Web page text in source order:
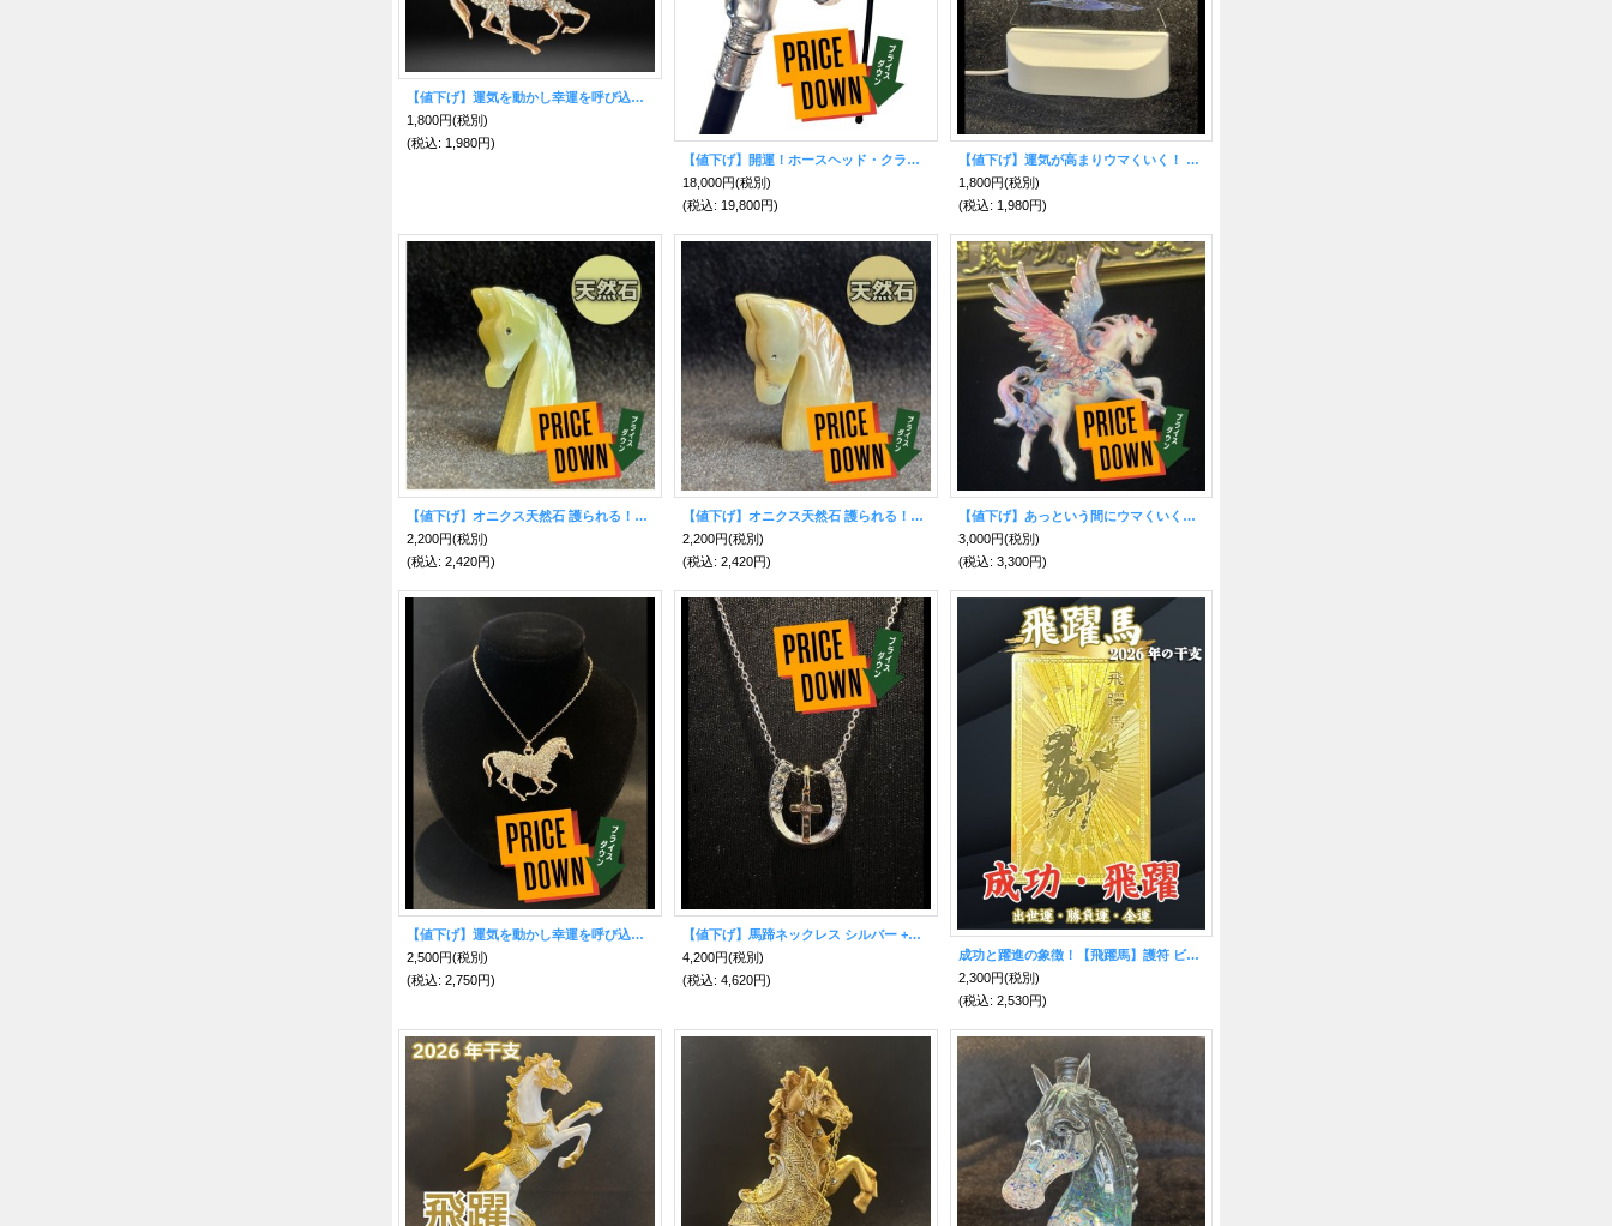
【値下げ】運気を動かし幸運を呼び込む♪馬ジルコニアKH【2026年の干支】
1,800円(税別)
(税込: 1,980円)
【値下げ】開運！ホースヘッド・クラシックステッキ 馬・杖
18,000円(税別)
(税込: 19,800円)
【値下げ】運気が高まりウマくいく！ 人生の飛躍を願う 飛躍馬プレートライト
1,800円(税別)
(税込: 1,980円)
【値下げ】オニクス天然石 護られる！魔除けの馬置物 ビジュー【2026年の干支】
2,200円(税別)
(税込: 2,420円)
【値下げ】オニクス天然石 護られる！魔除けの馬置物【2026年の干支】
2,200円(税別)
(税込: 2,420円)
【値下げ】あっという間にウマくいく！天馬（ペガサス）ブローチ陶器風パステル【2026年の干支】
3,000円(税別)
(税込: 3,300円)
【値下げ】運気を動かし幸運を呼び込む♪馬ジルコニアネックレス【2026年の干支】
2,500円(税別)
(税込: 2,750円)
【値下げ】馬蹄ネックレス シルバー +クロス（十字架）付き+
4,200円(税別)
(税込: 4,620円)
成功と躍進の象徴！【飛躍馬】護符 ビジネス出世運・勝負運・金運のお守り【2026年の干支】
2,300円(税別)
(税込: 2,530円)